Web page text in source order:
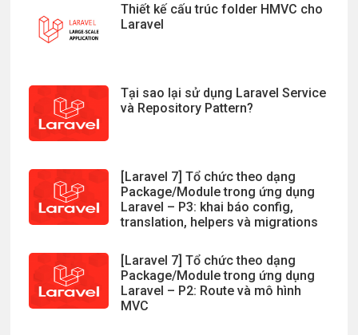
Thiết kế cấu trúc folder HMVC cho
Laravel
Tại sao lại sử dụng Laravel Service
và Repository Pattern?
[Laravel 7] Tổ chức theo dạng
Package/Module trong ứng dụng
Laravel – P3: khai báo config,
translation, helpers và migrations
[Laravel 7] Tổ chức theo dạng
Package/Module trong ứng dụng
Laravel – P2: Route và mô hình
MVC